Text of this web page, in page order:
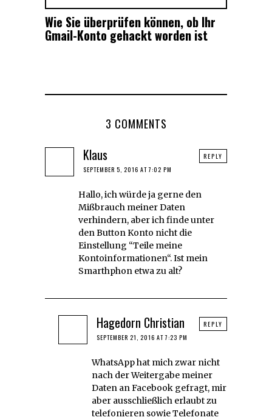
Wie Sie überprüfen können, ob Ihr
Gmail-Konto gehackt worden ist
3 COMMENTS
Klaus
SEPTEMBER 5, 2016 AT 7:02 PM
Hallo, ich würde ja gerne den
Mißbrauch meiner Daten
verhindern, aber ich finde unter
den Button Konto nicht die
Einstellung “Teile meine
Kontoinformationen“. Ist mein
Smarthphon etwa zu alt?
REPLY
Hagedorn Christian
SEPTEMBER 21, 2016 AT 7:23 PM
WhatsApp hat mich zwar nicht
nach der Weitergabe meiner
Daten an Facebook gefragt, mir
aber ausschließlich erlaubt zu
telefonieren sowie Telefonate
REPLY